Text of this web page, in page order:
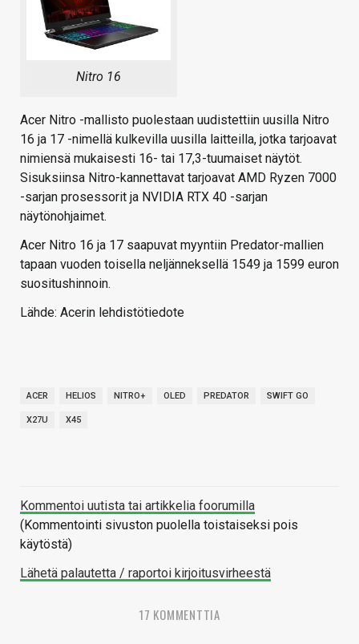
Nitro 16
Acer Nitro -mallisto puolestaan uudistettiin uusilla Nitro
16 ja 17 -nimellä kulkevilla uusilla laitteilla, jotka tarjoavat
nimiensä mukaisesti 16- tai 17,3-tuumaiset näytöt.
Sisuksiinsa Nitro-kannettavat tarjoavat AMD Ryzen 7000
-sarjan prosessorit ja NVIDIA RTX 40 -sarjan
näytönohjaimet.
Acer Nitro 16 ja 17 saapuvat myyntiin Predator-mallien
tapaan vuoden toisella neljänneksellä 1549 ja 1599 euron
suositushinnoin.
Lähde: Acerin lehdistötiedote
ACER HELIOS NITRO+ OLED PREDATOR SWIFT GO
X27U X45
Kommentoi uutista tai artikkelia foorumilla
(Kommentointi sivuston puolella toistaiseksi pois
käytöstä)
Lähetä palautetta / raportoi kirjoitusvirheestä
17 KOMMENTTIA